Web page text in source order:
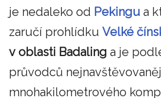
je nedaleko od Pekingu a
zaručí prohlídku Velké
v oblasti Badaling a je
průvodců
mnohakilometrového